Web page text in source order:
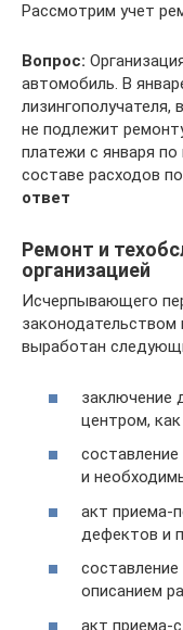
Рассмотрим учет
Вопрос:
автомобиль. В
лизингополучателя,
не подлежит
платежи с января
составе расходов
ответ
Ремонт и
организацией
Исчерпывающего
выработан
заключение
центром, как
и
акт приема-
дефектов и
описанием
акт приема-